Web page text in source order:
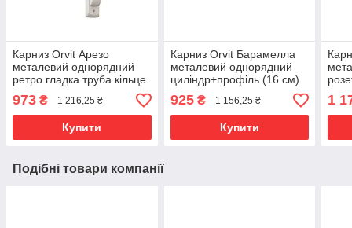
Карниз Orvit Арезо
металевий однорядний
ретро гладка труба кільце
200 см (00-00010383)
973 ₴ 1 216,25 ₴
Купити
Карниз Orvit Барамелла
металевий однорядний
циліндр+профіль (16 см)
профільна труба Онікс 19
мм 240 см (6678579)
925₴ 1 156,25 ₴
Купити
мм
1
Подібні товари компанії